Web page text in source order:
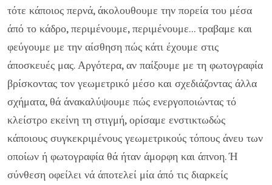
τότε κάποιος περ­νά, άκολουθουμε την πορεία του μέσα
άπό το κάδρο, περιμέ­νουμε, περιμένουμε... τραβαμε και
φεύγουμε με την αίσθηση πώς κάτι έχουμε στις
άποσκευές μας. Αργότερα, αν παίξου­με με τη φωτογραφία
βρίσκοντας τον γεωμετρικό μέσο και σχεδιάζοντας άλλα
σχήματα, θά άνακαλύψουμε πώς ενεργο­ποιώντας τό
κλείστρο εκείνη τη στιγμή, ορίσαμε ενστικτω­δώς
κάποιους συγκεκριμένους γεωμετρικούς τόπους άνευ των
οποίων ή φωτογραφία θά ήταν άμορφη και άπνοη. Ή
σύνθεση οφείλει νά άποτελεί μία άπό τις διαρκείς